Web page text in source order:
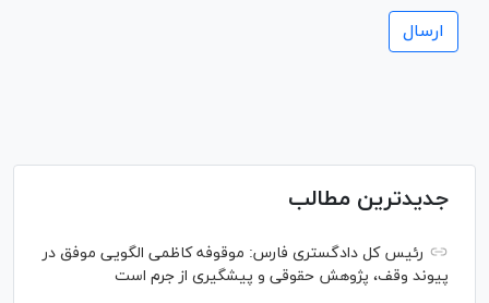
جدیدترین مطالب
رئیس کل دادگستری فارس: موقوفه کاظمی الگویی موفق در
پیوند وقف، پژوهش حقوقی و پیشگیری از جرم است